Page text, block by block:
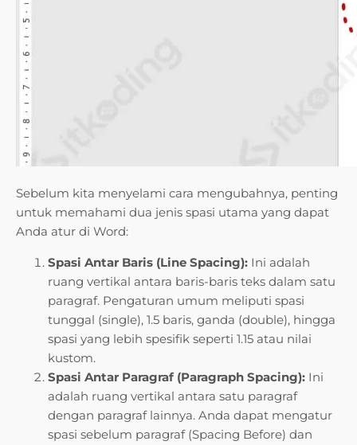
Sebelum kita menyelami cara mengubahnya, penting
untuk memahami dua jenis spasi utama yang dapat
Anda atur di Word:
Spasi Antar Baris (Line Spacing): Ini adalah
ruang vertikal antara baris-baris teks dalam satu
paragraf. Pengaturan umum meliputi spasi
tunggal (single), 1.5 baris, ganda (double), hingga
spasi yang lebih spesifik seperti 1.15 atau nilai
kustom.
Spasi Antar Paragraf (Paragraph Spacing): Ini
adalah ruang vertikal antara satu paragraf
dengan paragraf lainnya. Anda dapat mengatur
spasi sebelum paragraf (Spacing Before) dan